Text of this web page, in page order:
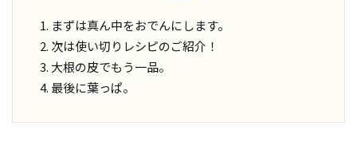
まずは真ん中をおでんにします。
次は使い切りレシピのご紹介！
大根の皮でもう一品。
最後に葉っぱ。